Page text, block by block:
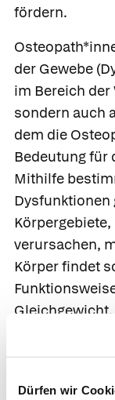
Dürfen wir
fördern.
der Gewebe
im Bereich der
sondern auch
dem die
Bedeutung für
Mithilfe
Dysfunktionen
verursachen,
Körper findet
Gleichgewicht.
Die